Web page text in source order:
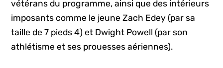
vétérans du programme, ainsi que des intérieurs
imposants comme le jeune Zach Edey (par sa
taille de 7 pieds 4) et Dwight Powell (par son
athlétisme et ses prouesses aériennes).